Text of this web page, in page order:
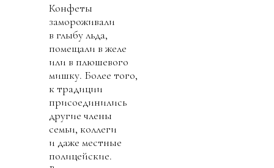
Конфеты
замороживали
в глыбу льда,
помещали в желе
или в плюшевого
мишку. Более того,
к традиции
присоединились
другие члены
семьи, коллеги
и даже местные
полицейские.